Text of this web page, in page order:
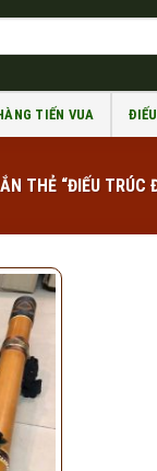
TIẾN VUA
THẺ “ĐIẾU TRÚC